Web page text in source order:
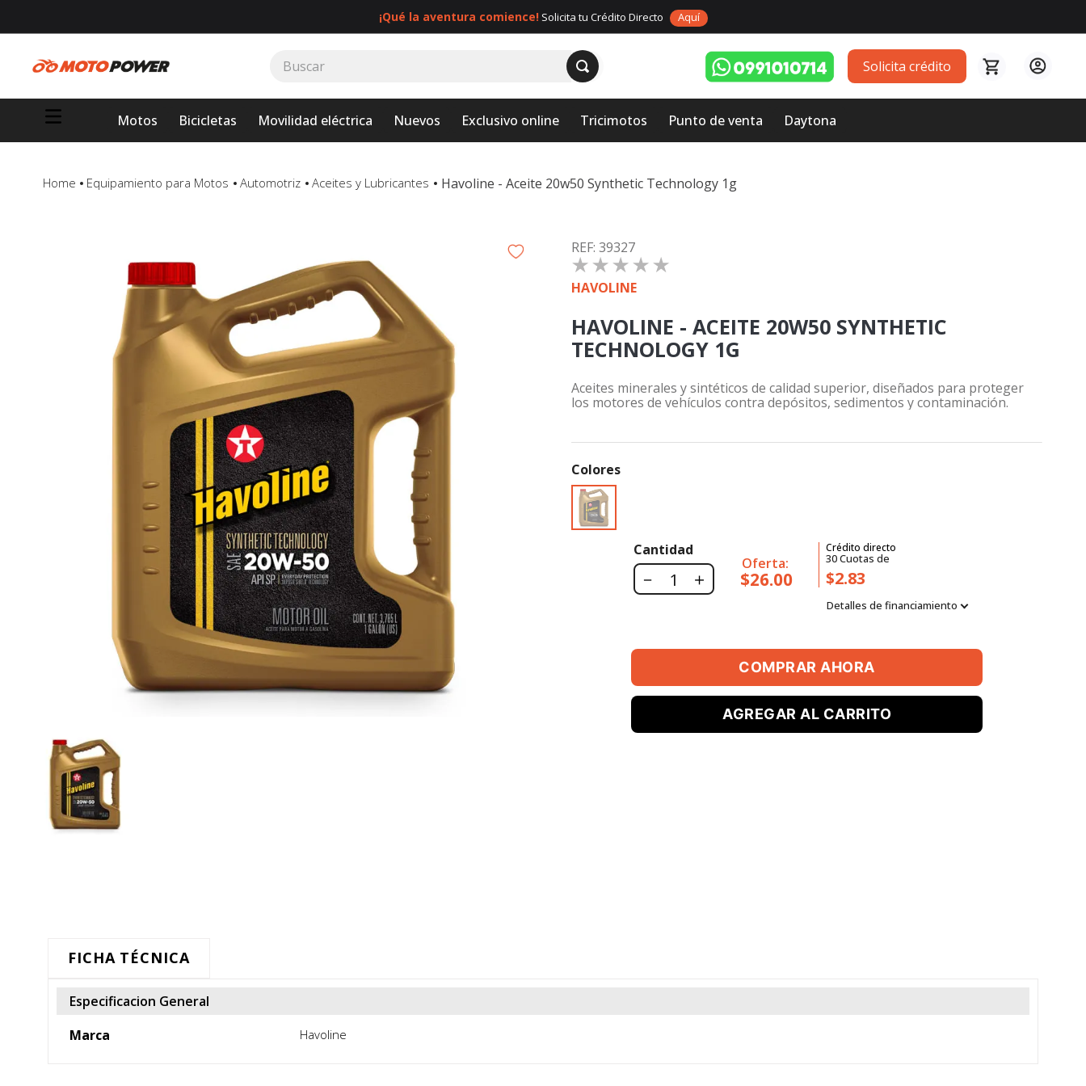
¡Qué la aventura comience!Solicita tu Crédito Directo Aquí
Solicita crédito
Motos Bicicletas Movilidad eléctrica Nuevos Exclusivo online Tricimotos Punto de venta Daytona
Equipamiento para Motos Automotriz Aceites y Lubricantes Havoline - Aceite 20w50 Synthetic Technology 1g
:39327
☆☆☆☆☆
HAVOLINE
HAVOLINE - ACEITE 20W50 SYNTHETIC
TECHNOLOGY 1G
Aceites minerales y sintéticos de calidad superior, diseñados para proteger
los motores de vehículos contra depósitos, sedimentos y contaminación.
Colores
Cantidad
＋
－
Oferta:
$26.00
Crédito directo
30Cuotas de
$2.83
Detalles de financiamiento
COMPRAR AHORA
AGREGAR AL CARRITO
FICHA TÉCNICA
Especificacion General
Marca
Havoline
TÉRMINOS MÁS BUSCADOS
loncin
3.
scooter
suzuki
factory
motos
dukare